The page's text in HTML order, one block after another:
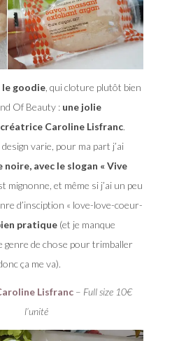
le goodie, qui cloture plutôt bien
Of Beauty : une jolie
Caroline Lisfranc.
varie, pour ma part j’ai
noire, avec le slogan « Vive
mignonne, et même si j’ai un peu
d’insciption « love-love-coeur-
ien pratique(et je manque
genre de chose pour trimballer
ça me va).
Lisfranc – Full size 10€
l’unité